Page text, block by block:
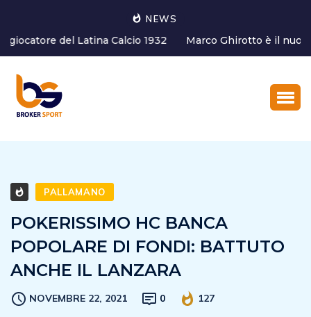
NEWS
Marco Ghirotto è il nuovo Coordinatore dell’Area tecnica
del settore g...
POKERISSIMO HC BANCA
POPOLARE DI FONDI: BATTUTO